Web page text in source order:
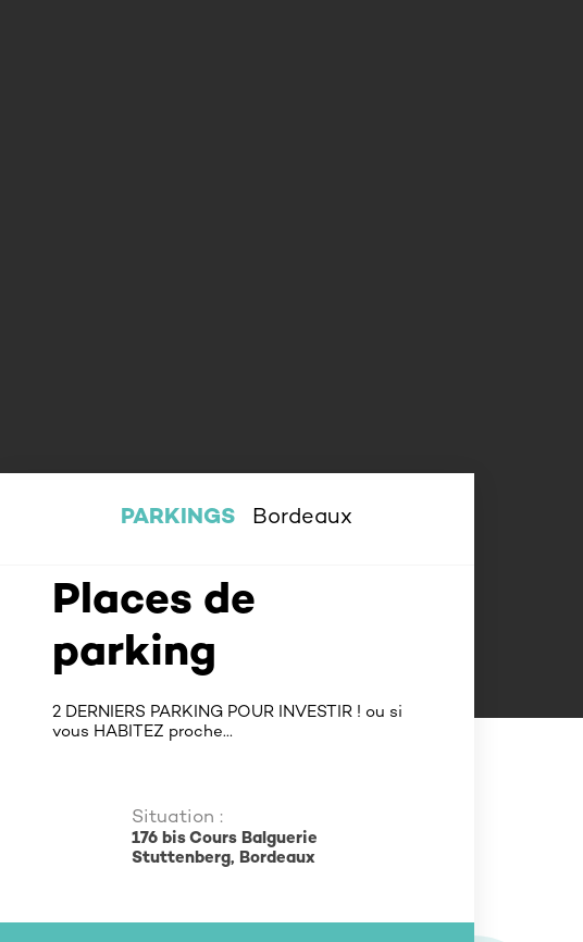
PARKINGS Bordeaux
Places de
parking
2 DERNIERS PARKING POUR INVESTIR ! ou si
vous HABITEZ proche…
Situation :
176 bis Cours Balguerie
Stuttenberg, Bordeaux